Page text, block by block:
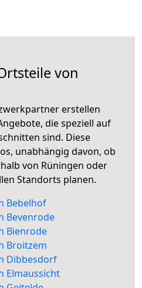
von
erstellen
die speziell auf
sind. Diese
unabhängig davon, ob
von Rüningen oder
Standorts planen.
Bebelhof
Bevenrode
Bienrode
Broitzem
Dibbesdorf
Elmaussicht